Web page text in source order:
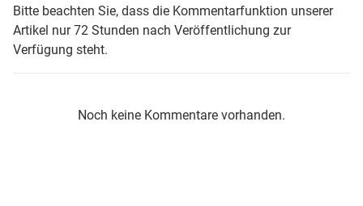
Bitte beachten Sie, dass die Kommentarfunktion unserer
Artikel nur 72 Stunden nach Veröffentlichung zur
Verfügung steht.
Noch keine Kommentare vorhanden.